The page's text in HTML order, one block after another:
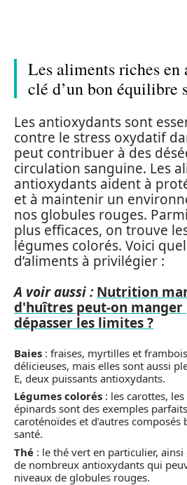
Les aliments riches en
clé d’un bon équilibre
Les antioxydants sont
contre le stress oxydatif
peut contribuer à des
circulation sanguine. Les
antioxydants aident à
et à maintenir un
nos globules rouges.
plus efficaces, on trouve
légumes colorés. Voici
d’aliments à privilégier :
A voir aussi : Nutrition
d'huîtres peut-on manger
dépasser les limites ?
Baies : fraises, myrtilles et
délicieuses, mais elles sont aussi
E, deux puissants antioxydants.
Légumes colorés : les carottes,
épinards sont des exemples
caroténoïdes et d’autres
santé.
Thé : le thé vert en particulier,
de nombreux antioxydants qui
niveaux de globules rouges.